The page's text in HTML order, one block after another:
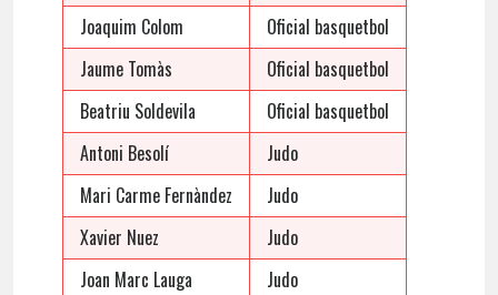
Joaquim Colom
Oficial basquetbol
Jaume Tomàs
Oficial basquetbol
Beatriu Soldevila
Oficial basquetbol
Antoni Besolí
Judo
Mari Carme Fernàndez
Judo
Xavier Nuez
Judo
Joan Marc Lauga
Judo